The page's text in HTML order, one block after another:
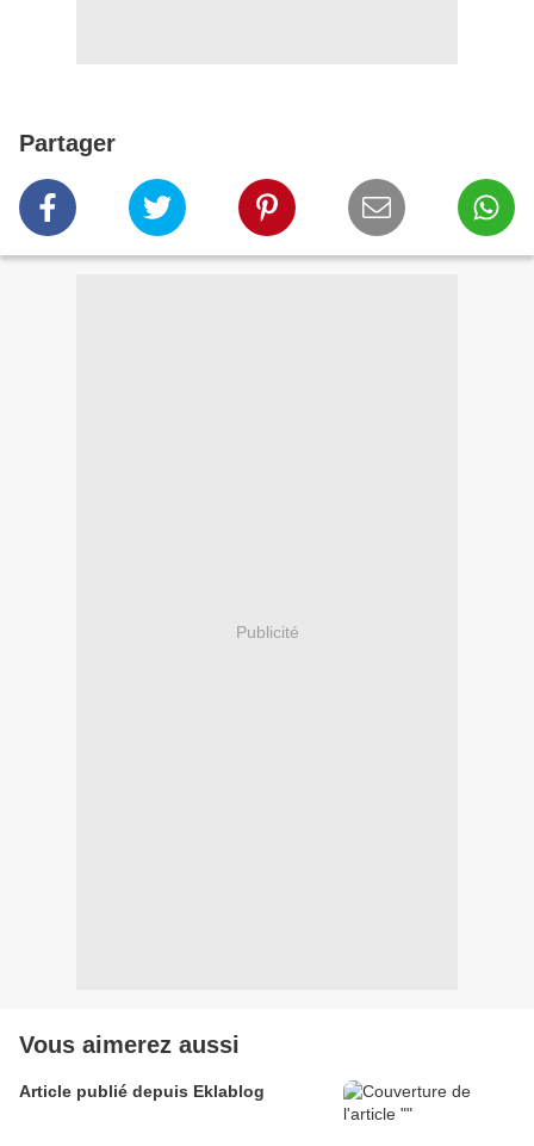
Partager
Publicité
Vous aimerez aussi
Article publié depuis Eklablog